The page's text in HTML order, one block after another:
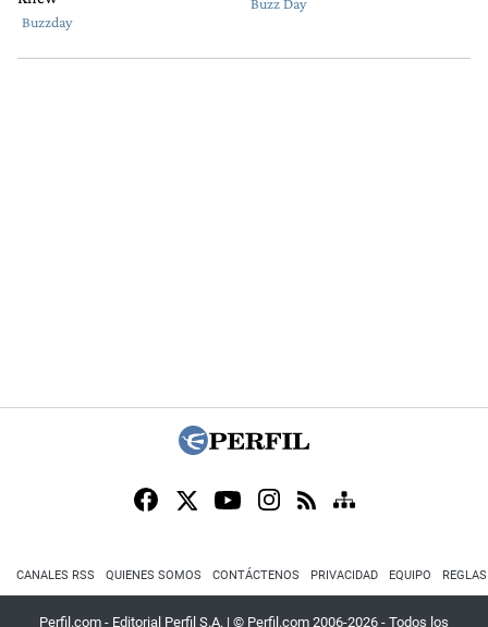
CANALES RSS QUIENES SOMOS CONTÁCTENOS PRIVACIDAD EQUIPO
Perfil.com - Editorial Perfil S.A. | © Perfil.com 2006-2026 - Todos los